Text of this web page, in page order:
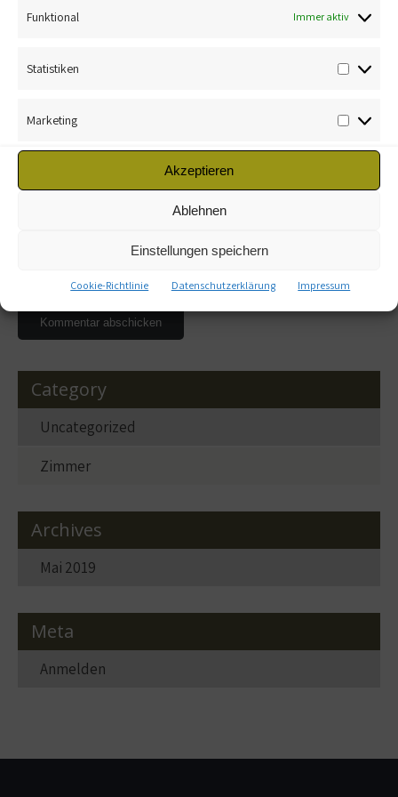
Funktional Immer aktiv
Statistiken
Marketing
Akzeptieren
Ablehnen
Einstellungen speichern
Cookie-Richtlinie Datenschutzerklärung Impressum
Name*
Category
Uncategorized
Zimmer
Archives
Mai 2019
Meta
Anmelden